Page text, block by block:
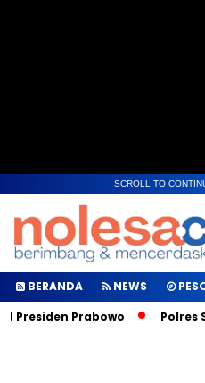
SCROLL TO
BERANDA NEWS
Prabowo
Polres